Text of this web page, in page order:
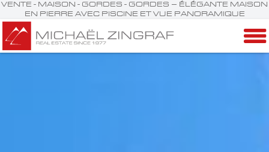
VENTE - MAISON - GORDES - GORDES – ÉLÉGANTE MAISON
EN PIERRE AVEC PISCINE ET VUE PANORAMIQUE